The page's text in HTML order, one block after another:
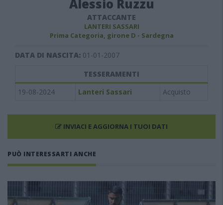
Alessio Ruzzu
ATTACCANTE
LANTERI SASSARI
Prima Categoria, girone D - Sardegna
DATA DI NASCITA: 01-01-2007
TESSERAMENTI
19-08-2024
Lanteri Sassari Acquisto
INVIACI E AGGIORNA I TUOI DATI
PUÒ INTERESSARTI ANCHE